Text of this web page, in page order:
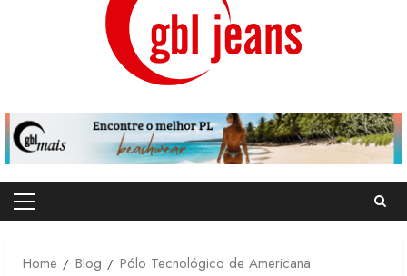
Primary
Home
Blog Pólo Tecnológico de Americana